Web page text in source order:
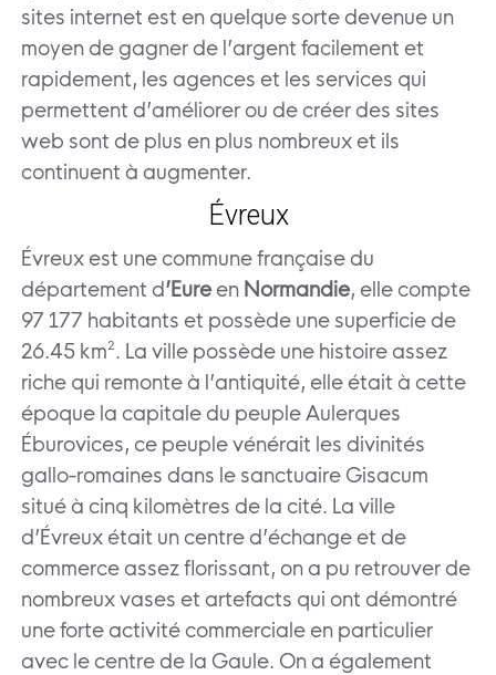
sites internet est en quelque sorte devenue un
moyen de gagner de l’argent facilement et
rapidement, les agences et les services qui
permettent d’améliorer ou de créer des sites
web sont de plus en plus nombreux et ils
continuent à augmenter.
Évreux
Évreux est une commune française du
département d’Eureen Normandie, elle compte
97 177 habitants et possède une superficie de
26.45 km². La ville possède une histoire assez
riche qui remonte à l’antiquité, elle était à cette
époque la capitale du peuple Aulerques
Éburovices, ce peuple vénérait les divinités
gallo-romaines dans le sanctuaire Gisacum
situé à cinq kilomètres de la cité. La ville
d’Évreux était un centre d’échange et de
commerce assez florissant, on a pu retrouver de
nombreux vases et artefacts qui ont démontré
une forte activité commerciale en particulier
avec le centre de la Gaule. On a également